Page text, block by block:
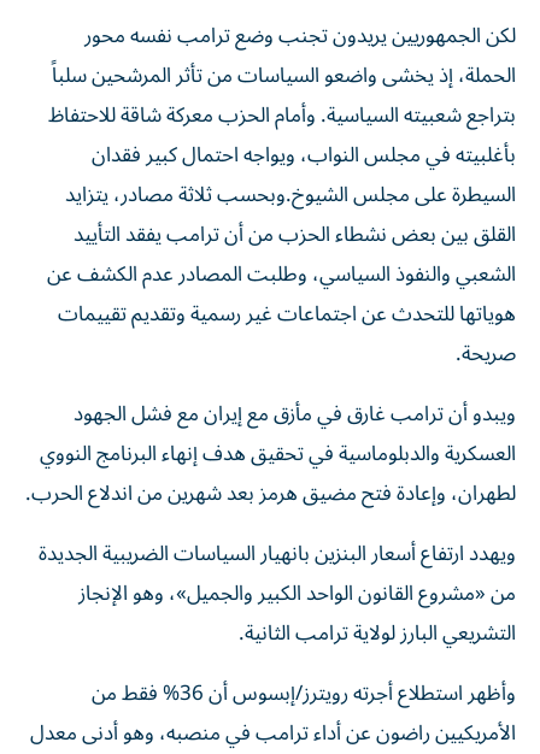
لكن الجمهوريين يريدون تجنب ‌وضع ترامب نفسه محور
الحملة، إذ يخشى واضعو ‌السياسات من تأثر المرشحين سلباً
بتراجع شعبيته السياسية. وأمام الحزب معركة شاقة للاحتفاظ
بأغلبيته في مجلس النواب، ويواجه احتمال كبير فقدان
السيطرة على مجلس الشيوخ.وبحسب ثلاثة مصادر، يتزايد
القلق بين بعض نشطاء الحزب من أن ترامب يفقد التأييد
الشعبي والنفوذ السياسي، وطلبت المصادر عدم الكشف عن
هوياتها للتحدث عن ‌اجتماعات غير رسمية وتقديم تقييمات
صريحة.
ويبدو أن ترامب غارق في مأزق مع إيران مع فشل الجهود
العسكرية والدبلوماسية في تحقيق هدف إنهاء البرنامج النووي
لطهران، ⁠وإعادة فتح مضيق هرمز بعد شهرين من اندلاع الحرب.
ويهدد ارتفاع أسعار البنزين بانهيار السياسات الضريبية الجديدة
من «مشروع القانون الواحد الكبير والجميل»، وهو الإنجاز
التشريعي البارز لولاية ترامب الثانية.
وأظهر استطلاع أجرته رويترز/إبسوس أن 36% فقط من
الأمريكيين راضون عن أداء ترامب في منصبه، وهو أدنى معدل